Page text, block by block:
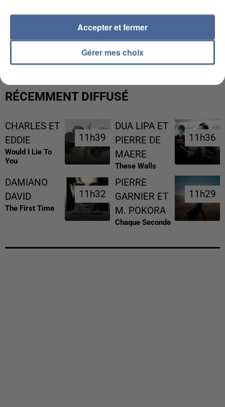
L’UN DES FONDATEURS SUPPOSÉS DE LA DZ
MAFIA INTERPELLÉ EN ALGÉRIE
RÉCEMMENT DIFFUSÉ
CHARLES ET
EDDIE
Would I Lie To
You
11h39
11h39
DUA LIPA ET
PIERRE DE
MAERE
These Walls
11h36
11h36
DAMIANO
DAVID
The First Time
11h32
11h32
PIERRE
GARNIER ET
M. POKORA
Chaque Seconde
11h29
11h29
Gérer mes choix
Accepter et fermer